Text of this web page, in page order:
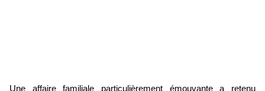
Une affaire familiale particulièrement émouvante a retenu